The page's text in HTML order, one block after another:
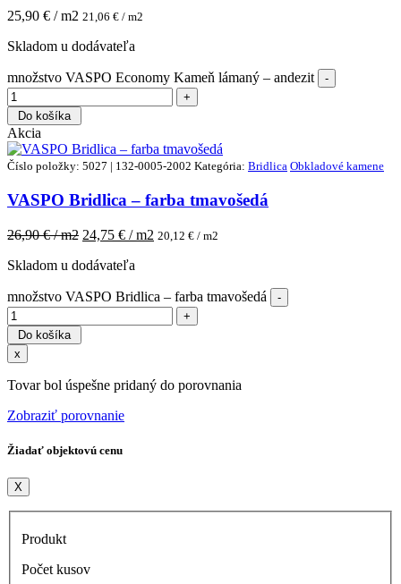
25,90 € / m2 21,06 € / m2
Skladom u dodávateľa
množstvo VASPO Economy Kameň lámaný – andezit
Do košíka
Akcia
Číslo položky: 5027 | 132-0005-2002 Kategória: Bridlica Obkladové kamene
VASPO Bridlica – farba tmavošedá
26,90€ / m2 24,75 € / m2 20,12 € / m2
Skladom u dodávateľa
množstvo VASPO Bridlica – farba tmavošedá
Do košíka
x
Tovar bol úspešne pridaný do porovnania
Zobraziť porovnanie
Žiadať objektovú cenu
X
Produkt
Počet kusov